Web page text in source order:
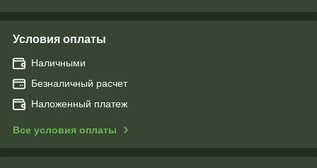
Условия оплаты
Наличными
Безналичный расчет
Наложенный платеж
Все условия оплаты